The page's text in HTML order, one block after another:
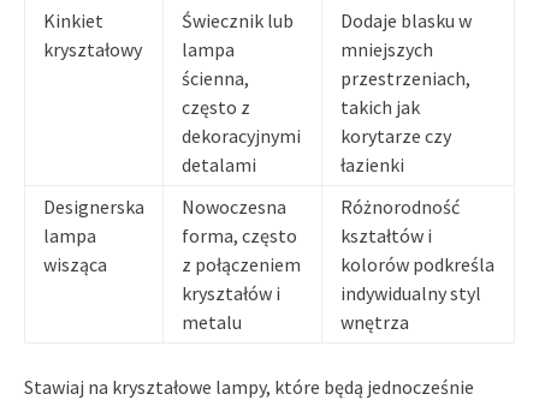
Kinkiet
kryształowy
Świecznik lub
lampa
ścienna,
często z
dekoracyjnymi
detalami
Dodaje blasku w
mniejszych
przestrzeniach,
takich jak
korytarze czy
łazienki
Designerska
lampa
wisząca
Nowoczesna
forma, często
z połączeniem
kryształów i
metalu
Różnorodność
kształtów i
kolorów podkreśla
indywidualny styl
wnętrza
Stawiaj na kryształowe lampy, które będą jednocześnie